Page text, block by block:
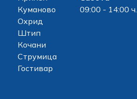
Куманово
Охрид
Штип
Кочани
Струмица
Гостивар
09:00 - 14:00 ч.